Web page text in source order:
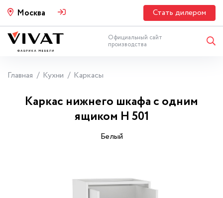
Москва Стать дилером
Официальный сайт
производства
Главная Кухни Каркасы
Каркас нижнего шкафа с одним
ящиком Н 501
Белый